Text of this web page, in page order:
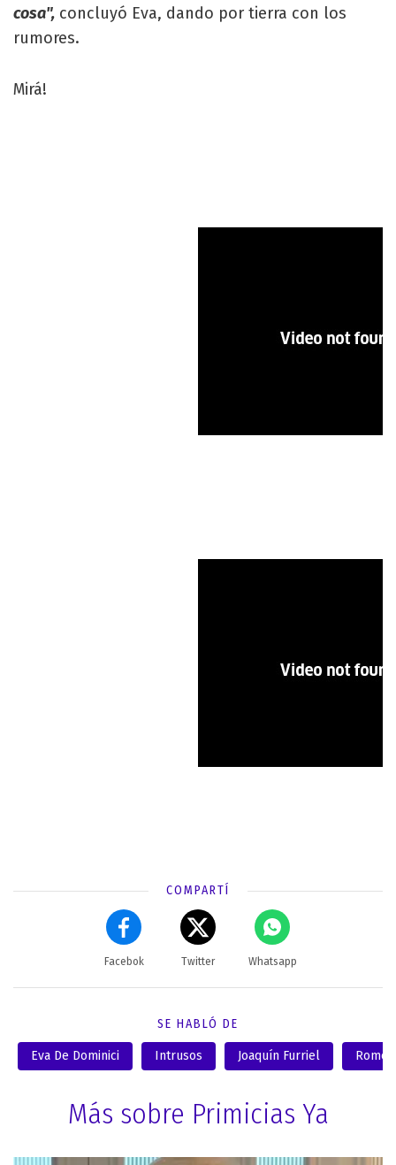
cosa", concluyó Eva, dando por tierra con los
rumores.
Mirá!
COMPARTÍ
Facebok Twitter Whatsapp
SE HABLÓ DE
Eva De Dominici Intrusos Joaquín Furriel
Más sobre Primicias Ya